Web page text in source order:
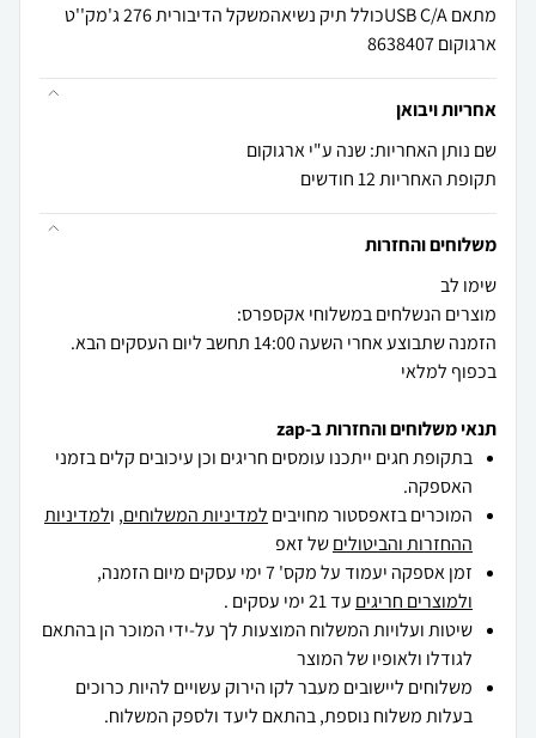
מתאם USB C/Aכולל תיק נשיאהמשקל הדיבורית 276 ג'מק''ט
ארגוקום 8638407
אחריות ויבואן
שם נותן האחריות: שנה ע"י ארגוקום
תקופת האחריות 12 חודשים
משלוחים והחזרות
הזמנה שתבוצע אחרי השעה 14:00 תחשב ליום העסקים הבא.
בכפוף למלאי
תנאי משלוחים והחזרות ב-zap
בתקופת חגים ייתכנו עומסים חריגים וכן עיכובים קלים בזמני
האספקה.
המוכרים בזאפסטור מחויבים למדיניות המשלוחים, ולמדיניות
ההחזרות והביטוליםשל זאפ
זמן אספקה יעמוד על מקס' 7 ימי עסקים מיום הזמנה,
ולמוצרים חריגים עד 21 ימי עסקים .
שיטות ועלויות המשלוח המוצעות לך על-ידי המוכר הן בהתאם
לגודלו ולאופיו של המוצר
משלוחים ליישובים מעבר לקו הירוק עשויים להיות כרוכים
בעלות משלוח נוספת, בהתאם ליעד ולספק המשלוח.